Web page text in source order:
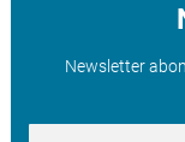
Newsletter